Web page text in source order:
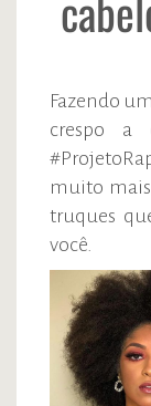
Fazendo
crespo a
muito
truques
você.